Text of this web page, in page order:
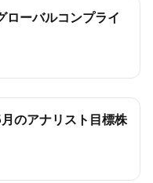
ーバルコンプライ
のアナリスト目標株